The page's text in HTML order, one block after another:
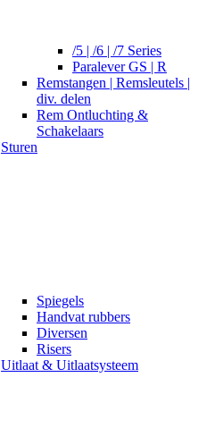
/5 | /6 | /7 Series
Paralever GS | R
Remstangen | Remsleutels |
div. delen
Rem Ontluchting &
Schakelaars
Sturen
Spiegels
Handvat rubbers
Diversen
Risers
Uitlaat & Uitlaatsysteem